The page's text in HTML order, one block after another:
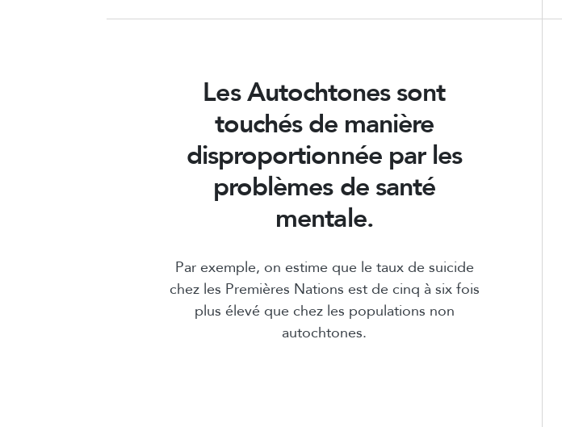
Les Autochtones sont
touchés de manière
disproportionnée par les
problèmes de santé
mentale.
Par exemple, on estime que le taux de suicide
chez les Premières Nations est de cinq à six fois
plus élevé que chez les populations non
autochtones.